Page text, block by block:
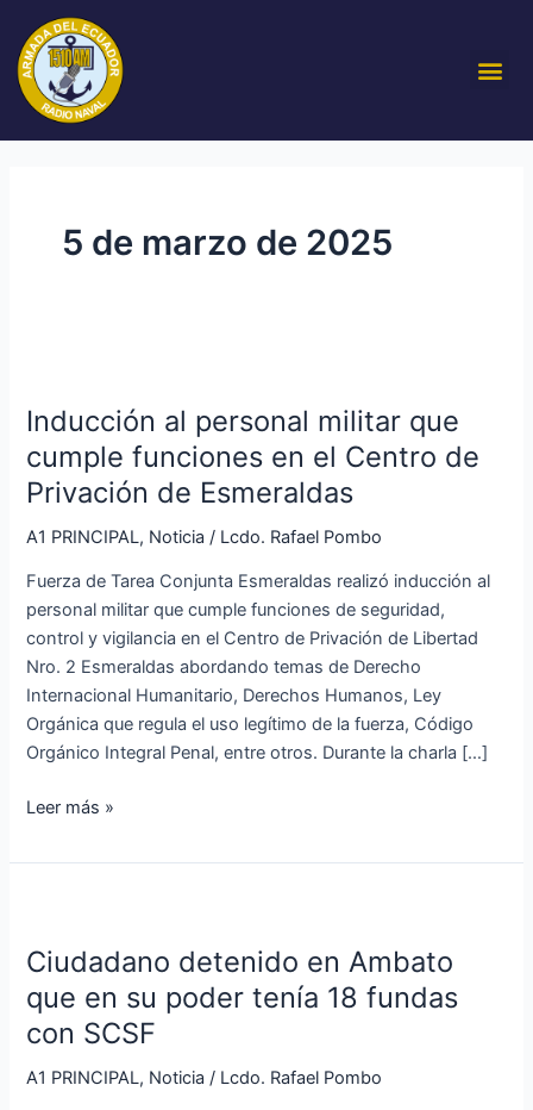
contenido
5 de marzo de 2025
Inducción al personal militar que
cumple funciones en el Centro de
Privación de Esmeraldas
A1 PRINCIPAL, Noticia / Lcdo. Rafael Pombo
Fuerza de Tarea Conjunta Esmeraldas realizó inducción al
personal militar que cumple funciones de seguridad,
control y vigilancia en el Centro de Privación de Libertad
Nro. 2 Esmeraldas abordando temas de Derecho
Internacional Humanitario, Derechos Humanos, Ley
Orgánica que regula el uso legítimo de la fuerza, Código
Orgánico Integral Penal, entre otros. Durante la charla […]
personal
militar
que
cumple
funciones
el
Centro
de
Privación
de
Esmeraldas
Leer más »
Ciudadano detenido en Ambato
que en su poder tenía 18 fundas
con SCSF
A1 PRINCIPAL, Noticia / Lcdo. Rafael Pombo
en
Ambato
que
en
su